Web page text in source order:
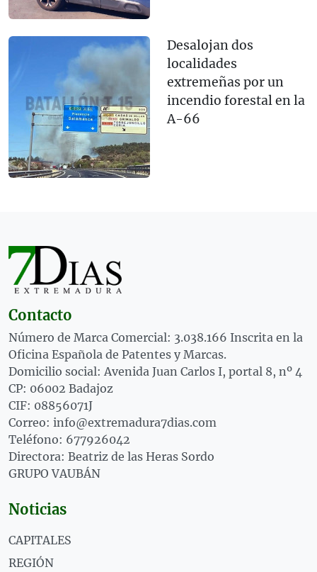
Desalojan dos
localidades
extremeñas por un
incendio forestal en la
A-66
Contacto
Número de Marca Comercial: 3.038.166 Inscrita en la
Oficina Española de Patentes y Marcas.
Domicilio social: Avenida Juan Carlos I, portal 8, nº 4
CP: 06002 Badajoz
CIF: 08856071J
Correo: info@extremadura7dias.com
Teléfono: 677926042
Directora: Beatriz de las Heras Sordo
GRUPO VAUBÁN
Noticias
CAPITALES
REGIÓN